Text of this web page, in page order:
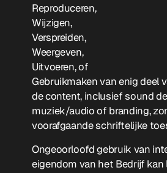
Reproduceren,
Wijzigen,
Verspreiden,
Weergeven,
Uitvoeren, of
Gebruikmaken van enig deel
de content, inclusief sound
muziek/audio of branding,
voorafgaande schriftelijke
Ongeoorloofd gebruik van
eigendom van het Bedrijf